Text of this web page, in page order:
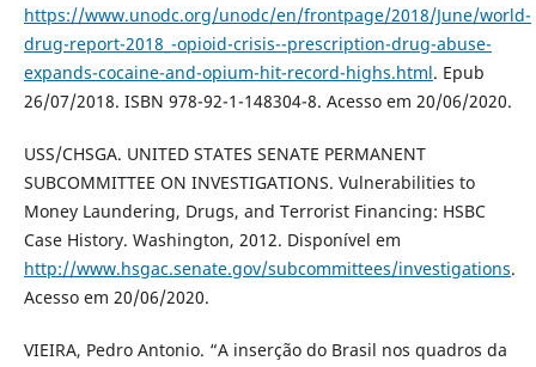
https://www.unodc.org/unodc/en/frontpage/2018/June/world-
drug-report-2018_-opioid-crisis--prescription-drug-abuse-
expands-cocaine-and-opium-hit-record-highs.html. Epub
26/07/2018. ISBN 978-92-1-148304-8. Acesso em 20/06/2020.
USS/CHSGA. UNITED STATES SENATE PERMANENT
SUBCOMMITTEE ON INVESTIGATIONS. Vulnerabilities to
Money Laundering, Drugs, and Terrorist Financing: HSBC
Case History. Washington, 2012. Disponível em
http://www.hsgac.senate.gov/subcommittees/investigations.
Acesso em 20/06/2020.
VIEIRA, Pedro Antonio. “A inserção do Brasil nos quadros da